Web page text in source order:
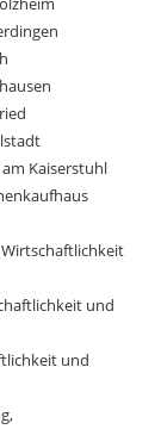
Kaiserstuhl
und
und